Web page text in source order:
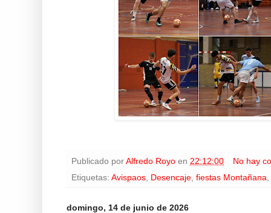
Publicado por Alfredo Royo en 22:12:00
No hay
Etiquetas: Avispaos Desencaje fiestas Montañana
domingo, 14 de junio de 2026